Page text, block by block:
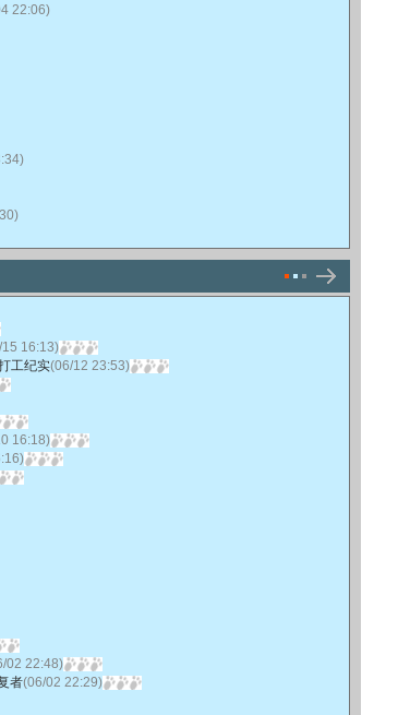
22:06)
16:13)
工纪实(06/12 23:53)
16:18)
02 22:48)
者(06/02 22:29)